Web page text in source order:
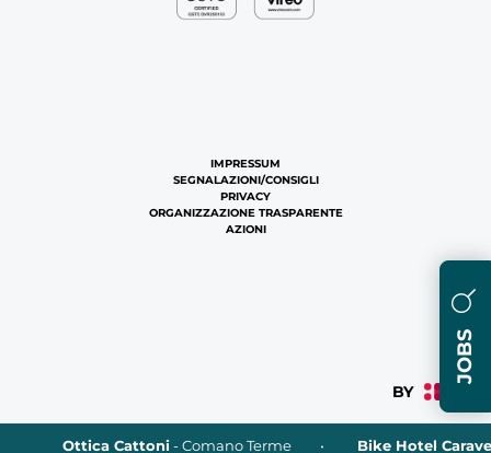
IMPRESSUM
SEGNALAZIONI/CONSIGLI
PRIVACY
ORGANIZZAZIONE TRASPARENTE
AZIONI
JOBS
Cattoni- Comano Terme Bike Hotel Caravel- Torbole